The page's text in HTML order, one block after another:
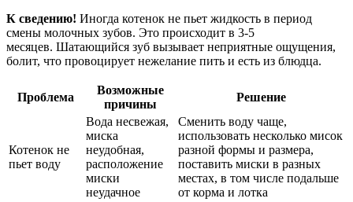
К сведению! Иногда котенок не пьет жидкость в период
смены молочных зубов. Это происходит в 3-5
месяцев. Шатающийся зуб вызывает неприятные ощущения,
болит, что провоцирует нежелание пить и есть из блюдца.
Проблема
Возможные
причины
Решение
Котенок не
пьет воду
Вода несвежая,
миска
неудобная,
расположение
миски
неудачное
Сменить воду чаще,
использовать несколько мисок
разной формы и размера,
поставить миски в разных
местах, в том числе подальше
от корма и лотка